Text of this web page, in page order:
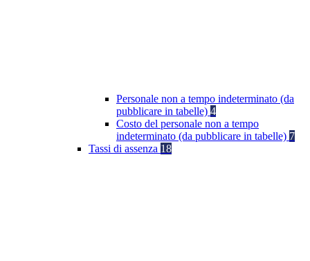
Personale non a tempo indeterminato (da
pubblicare in tabelle) 4
Costo del personale non a tempo
indeterminato (da pubblicare in tabelle) 7
Tassi di assenza 18